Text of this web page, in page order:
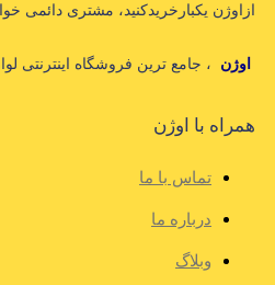
ازاوژن یکبارخریدکنید، مشتری دائمی
اوژن ، جامع ترین فروشگاه اینترنتی
همراه با اوژن
تماس با ما
درباره ما
وبلاگ